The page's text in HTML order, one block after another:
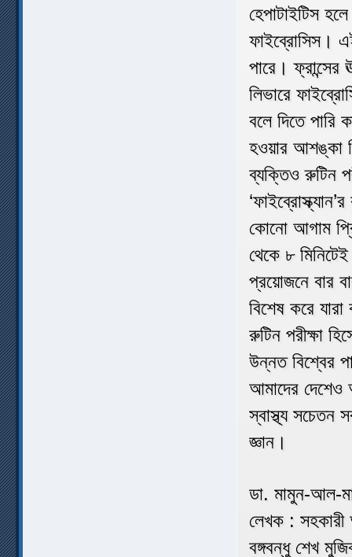
হেপাটাইটিস
ফাইব্রোসিস।
পারে। ফ্রান্সের
লিভারে
বলে দিতে পারি
হওয়ার আশঙ্কা
ব্যক্তিও রুটিন
কোনো আগাম
থেকে ৮
প্রয়োজনে বার
বিশেষ করে
রুটিন পরীক্ষা
উন্নত বিশ্বের
আমাদের
স্বাস্থ্য সচেতন
জ্ঞান।
ডা. মামুন-আল-
লেখক : সহকারী
বঙ্গবন্ধু শেখ